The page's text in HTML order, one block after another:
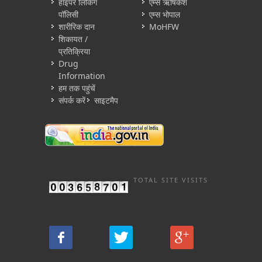
पॉलिसी
शारीरिक दान
शिकायत /
प्रतिक्रिया
Drug
Information
हम तक पहुंचें
संपर्क करें
साइटमैप
एम्स भोपाल
MoHFW
TOTAL SITE VISITS